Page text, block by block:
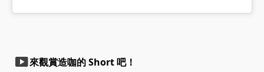
smart_display來觀賞造咖的 Short 吧！